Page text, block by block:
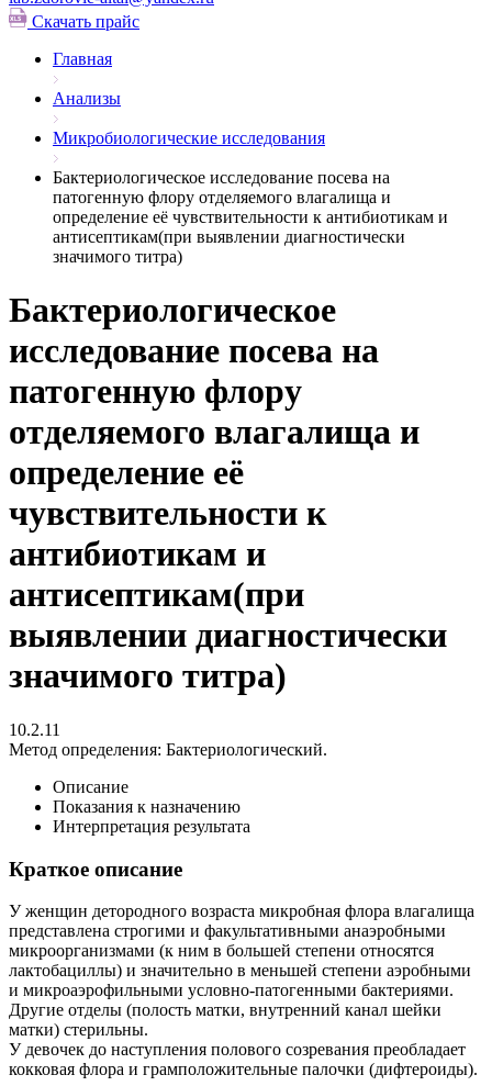
Скачать прайс
Главная
Анализы
Микробиологические исследования
Бактериологическое исследование посева на
патогенную флору отделяемого влагалища и
определение её чувствительности к антибиотикам и
антисептикам(при выявлении диагностически
значимого титра)
Бактериологическое
исследование посева на
патогенную флору
отделяемого влагалища и
определение её
чувствительности к
антибиотикам и
антисептикам(при
выявлении диагностически
значимого титра)
10.2.11
Метод определения: Бактериологический.
Описание
Показания к назначению
Интерпретация результата
Краткое описание
У женщин детородного возраста микробная флора влагалища
представлена строгими и факультативными анаэробными
микроорганизмами (к ним в большей степени относятся
лактобациллы) и значительно в меньшей степени аэробными
и микроаэрофильными условно-патогенными бактериями.
Другие отделы (полость матки, внутренний канал шейки
матки) стерильны.
У девочек до наступления полового созревания преобладает
кокковая флора и грамположительные палочки (дифтероиды).